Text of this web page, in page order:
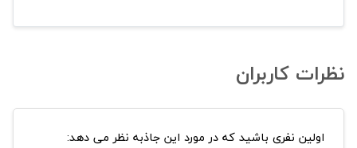
نظرات کاربران
اولین نفری باشید که در مورد این جاذبه نظر می دهد: